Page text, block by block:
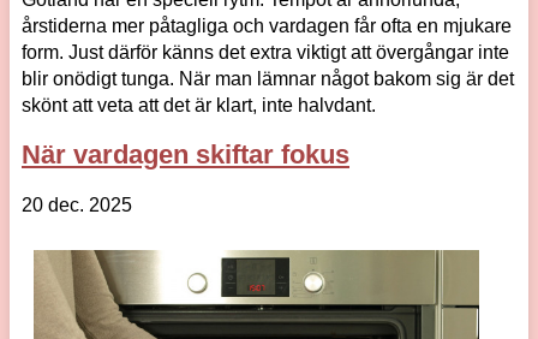
årstiderna mer påtagliga och vardagen får ofta en mjukare
form. Just därför känns det extra viktigt att övergångar inte
blir onödigt tunga. När man lämnar något bakom sig är det
skönt att veta att det är klart, inte halvdant.
När vardagen skiftar fokus
20 dec. 2025